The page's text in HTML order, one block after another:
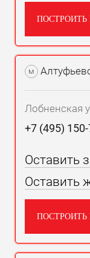
м
Лобненская
+7 (495)
Оставить
Оставить